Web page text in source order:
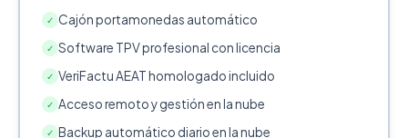
✓ Cajón portamonedas automático
✓ Software TPV profesional con licencia
✓ VeriFactu AEAT homologado incluido
✓ Acceso remoto y gestión en la nube
✓ Backup automático diario en la nube